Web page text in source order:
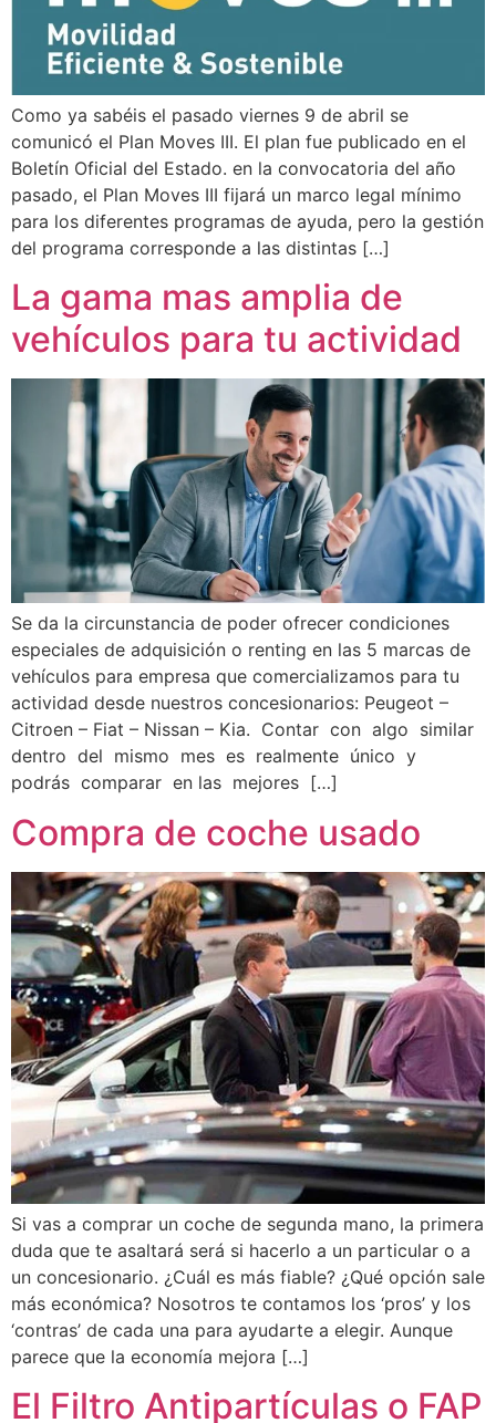
Como ya sabéis el pasado viernes 9 de abril se
comunicó el Plan Moves III. El plan fue publicado en el
Boletín Oficial del Estado. en la convocatoria del año
pasado, el Plan Moves III fijará un marco legal mínimo
para los diferentes programas de ayuda, pero la gestión
del programa corresponde a las distintas […]
La gama mas amplia de
vehículos para tu actividad
Se da la circunstancia de poder ofrecer condiciones
especiales de adquisición o renting en las 5 marcas de
vehículos para empresa que comercializamos para tu
actividad desde nuestros concesionarios: Peugeot –
Citroen – Fiat – Nissan – Kia. Contar con algo similar
dentro del mismo mes es realmente único y
podrás comparar en las mejores […]
Compra de coche usado
Si vas a comprar un coche de segunda mano, la primera
duda que te asaltará será si hacerlo a un particular o a
un concesionario. ¿Cuál es más fiable? ¿Qué opción sale
más económica? Nosotros te contamos los ‘pros’ y los
‘contras’ de cada una para ayudarte a elegir. Aunque
parece que la economía mejora […]
El Filtro Antipartículas o FAP